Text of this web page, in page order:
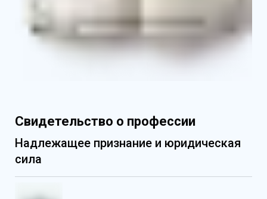
Свидетельство о профессии
Надлежащее признание и юридическая
сила